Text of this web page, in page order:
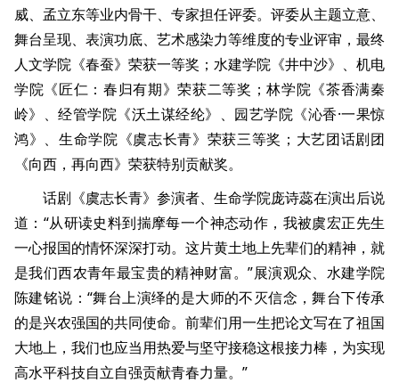
威、孟立东等业内骨干、专家担任评委。评委从主题立意、
舞台呈现、表演功底、艺术感染力等维度的专业评审，最终
人文学院《春蚕》荣获一等奖；水建学院《井中沙》、机电
学院《匠仁：春归有期》荣获二等奖；林学院《茶香满秦
岭》、经管学院《沃土谋经纶》、园艺学院《沁香·一果惊
鸿》、生命学院《虞志长青》荣获三等奖；大艺团话剧团
《向西，再向西》荣获特别贡献奖。
话剧《虞志长青》参演者、生命学院庞诗蕊在演出后说
道：“从研读史料到揣摩每一个神态动作，我被虞宏正先生
一心报国的情怀深深打动。这片黄土地上先辈们的精神，就
是我们西农青年最宝贵的精神财富。”展演观众、水建学院
陈建铭说：“舞台上演绎的是大师的不灭信念，舞台下传承
的是兴农强国的共同使命。前辈们用一生把论文写在了祖国
大地上，我们也应当用热爱与坚守接稳这根接力棒，为实现
高水平科技自立自强贡献青春力量。”